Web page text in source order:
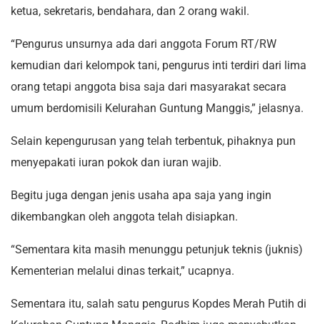
ketua, sekretaris, bendahara, dan 2 orang wakil.
“Pengurus unsurnya ada dari anggota Forum RT/RW
kemudian dari kelompok tani, pengurus inti terdiri dari lima
orang tetapi anggota bisa saja dari masyarakat secara
umum berdomisili Kelurahan Guntung Manggis,” jelasnya.
Selain kepengurusan yang telah terbentuk, pihaknya pun
menyepakati iuran pokok dan iuran wajib.
Begitu juga dengan jenis usaha apa saja yang ingin
dikembangkan oleh anggota telah disiapkan.
“Sementara kita masih menunggu petunjuk teknis (juknis)
Kementerian melalui dinas terkait,” ucapnya.
Sementara itu, salah satu pengurus Kopdes Merah Putih di